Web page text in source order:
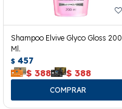
Shampoo Elvive Glyco Gloss 200
Ml.
$ 457
$ 388 $ 388